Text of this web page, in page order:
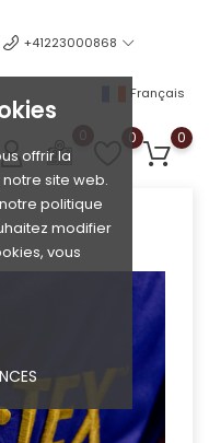
offrir la
site web.
politique
modifier
vous
+41223000868
Français
0 0